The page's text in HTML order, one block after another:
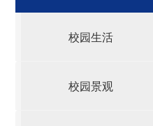
校园生活
校园景观